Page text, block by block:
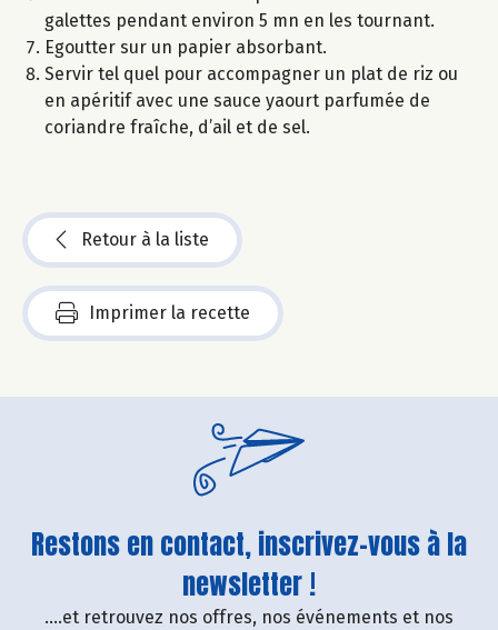
galettes pendant environ 5 mn en les tournant.
Egoutter sur un papier absorbant.
Servir tel quel pour accompagner un plat de riz ou
en apéritif avec une sauce yaourt parfumée de
coriandre fraîche, d’ail et de sel.
Retour à la liste
Imprimer la recette
Restons en contact, inscrivez-vous à la
newsletter !
....et retrouvez nos offres, nos événements et nos